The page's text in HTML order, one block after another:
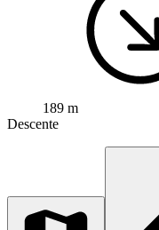
189 m
Descente